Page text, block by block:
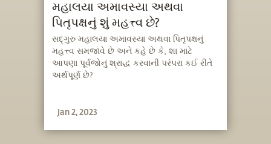
મહાલયા અમાવસ્યા અથવા
પિતૃપક્ષનું શું મહત્ત્વ છે?
સદ્‍ગુરુ મહાલયા અમાવસ્યા અથવા પિતૃપક્ષનું
મહત્ત્વ સમજાવે છે અને કહે છે કે, શા માટે
આપણા પૂર્વજોનું શ્રાદ્ધ કરવાની પરંપરા કઈ રીતે
અર્થપૂર્ણ છે?
Jan 2, 2023